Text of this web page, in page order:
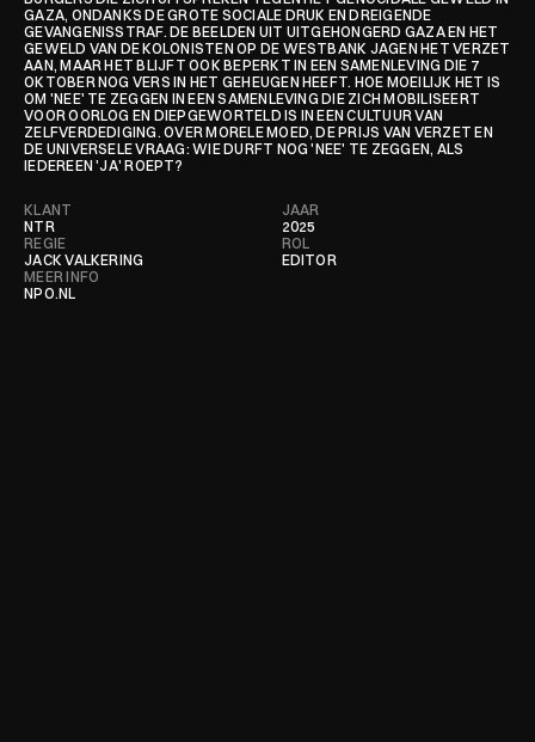
GAZA, ONDANKS DE GROTE SOCIALE DRUK EN DREIGENDE
GEVANGENISSTRAF. DE BEELDEN UIT UITGEHONGERD GAZA EN HET
GEWELD VAN DE KOLONISTEN OP DE WESTBANK JAGEN HET VERZET
AAN, MAAR HET BLIJFT OOK BEPERKT IN EEN SAMENLEVING DIE 7
OKTOBER NOG VERS IN HET GEHEUGEN HEEFT. HOE MOEILIJK HET IS
OM 'NEE' TE ZEGGEN IN EEN SAMENLEVING DIE ZICH MOBILISEERT
VOOR OORLOG EN DIEPGEWORTELD IS IN EEN CULTUUR VAN
ZELFVERDEDIGING. OVER MORELE MOED, DE PRIJS VAN VERZET EN
DE UNIVERSELE VRAAG: WIE DURFT NOG 'NEE' TE ZEGGEN, ALS
IEDEREEN 'JA' ROEPT?
KLANT
NTR
REGIE
JACK VALKERING
MEER INFO
NPO.NL
JAAR
2025
ROL
EDITOR